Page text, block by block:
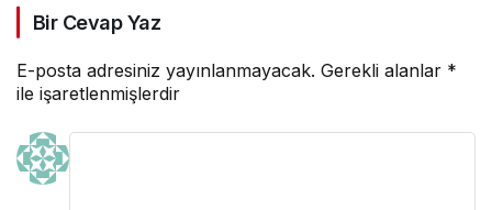
Bir Cevap Yaz
E-posta adresiniz yayınlanmayacak. Gerekli alanlar *
ile işaretlenmişlerdir